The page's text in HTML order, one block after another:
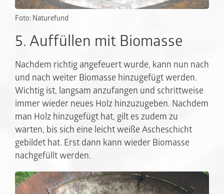
Foto: Naturefund
5. Auffüllen mit Biomasse
Nachdem richtig angefeuert wurde, kann nun nach
und nach weiter Biomasse hinzugefügt werden.
Wichtig ist, langsam anzufangen und schrittweise
immer wieder neues Holz hinzuzugeben. Nachdem
man Holz hinzugefügt hat, gilt es zudem zu
warten, bis sich eine leicht weiße Ascheschicht
gebildet hat. Erst dann kann wieder Biomasse
nachgefüllt werden.